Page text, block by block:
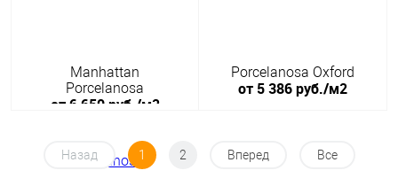
Manhattan
Porcelanosa
от 6 650 руб./м2
Porcelanosa Oxford
от 5 386 руб./м2
Назад 1 2 Вперед Все